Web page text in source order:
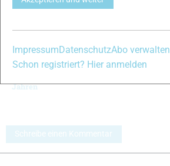
Die ersten FIS-
Jahren
Bieg Piastow in
Schreibe einen Kommentar
ImpressumDatenschutzAbo verwalten
Schon registriert? Hier anmelden